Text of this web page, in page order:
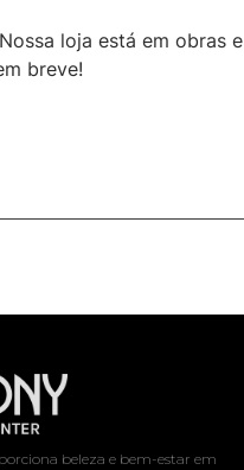
loja está em obras e
breve!
beleza e bem-estar em